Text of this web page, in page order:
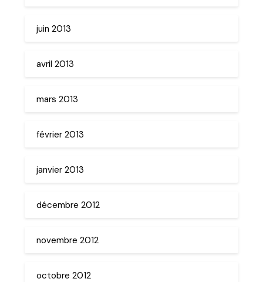
juin 2013
avril 2013
mars 2013
février 2013
janvier 2013
décembre 2012
novembre 2012
octobre 2012